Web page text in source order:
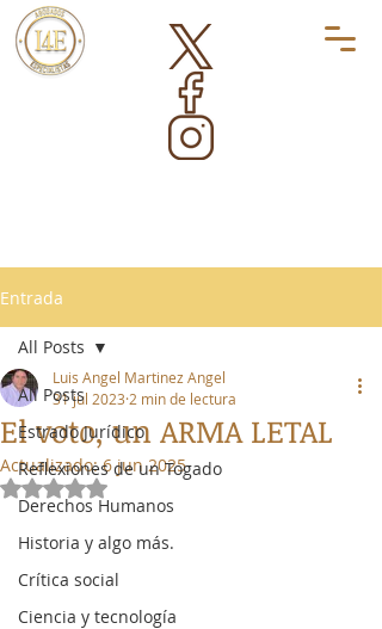
Entrada
All Posts
Estrado Jurídico
Reflexiones de un Togado
Derechos Humanos
Historia y algo más.
Crítica social
Ciencia y tecnología
All Posts
El voto, un ARMA LETAL
Luis Angel Martinez Angel
31 jul 2023 2 min de lectura
Actualizado:6 jun 2025
Obtuvo NaN de 5 estrellas.